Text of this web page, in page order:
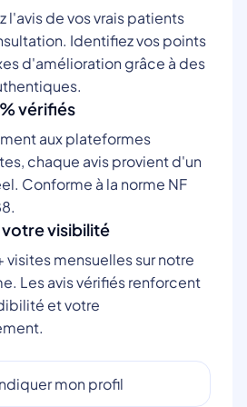
l'avis de vos vrais patients
Identifiez vos points
d'amélioration grâce à des
vérifiés
aux plateformes
chaque avis provient d'un
Conforme à la norme NF
visibilité
mensuelles sur notre
Les avis vérifiés renforcent
et votre
mon profil